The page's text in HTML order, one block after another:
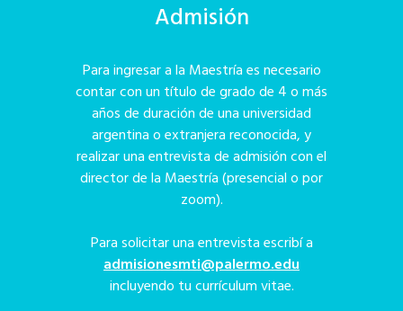
Admisión
Para ingresar a la Maestría es necesario
contar con un título de grado de 4 o más
años de duración de una universidad
argentina o extranjera reconocida, y
realizar una entrevista de admisión con el
director de la Maestría (presencial o por
zoom).
Para solicitar una entrevista escribí a
admisionesmti@palermo.edu
incluyendo tu currículum vitae.